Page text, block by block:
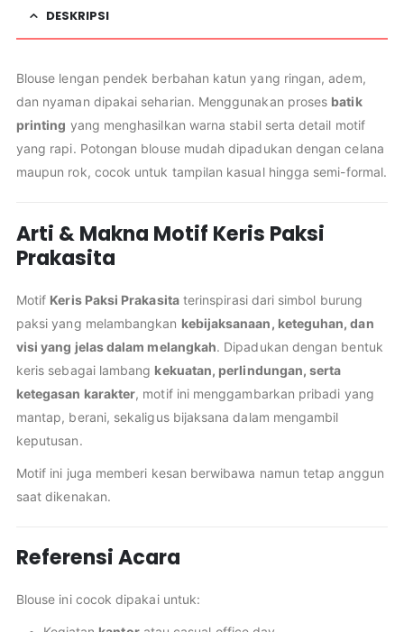
DESKRIPSI
Blouse lengan pendek berbahan katun yang ringan, adem,
dan nyaman dipakai seharian. Menggunakan proses batik
printing yang menghasilkan warna stabil serta detail motif
yang rapi. Potongan blouse mudah dipadukan dengan celana
maupun rok, cocok untuk tampilan kasual hingga semi-formal.
Arti & Makna Motif Keris Paksi
Prakasita
Motif Keris Paksi Prakasitaterinspirasi dari simbol burung
paksi yang melambangkan kebijaksanaan, keteguhan, dan
visi yang jelas dalam melangkah. Dipadukan dengan bentuk
keris sebagai lambang kekuatan, perlindungan, serta
ketegasan karakter, motif ini menggambarkan pribadi yang
mantap, berani, sekaligus bijaksana dalam mengambil
keputusan.
Motif ini juga memberi kesan berwibawa namun tetap anggun
saat dikenakan.
Referensi Acara
Blouse ini cocok dipakai untuk: